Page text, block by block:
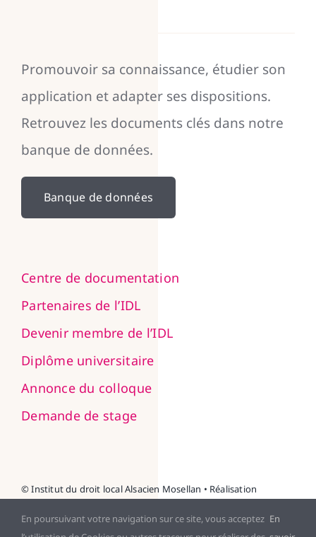
Promouvoir sa connaissance, étudier son
application et adapter ses dispositions.
Retrouvez les documents clés dans notre
banque de données.
Banque de données
Centre de documentation
Partenaires de l’IDL
Devenir membre de l’IDL
Diplôme universitaire
Annonce du colloque
Demande de stage
© Institut du droit local Alsacien Mosellan • Réalisation
En poursuivant votre navigation sur ce site, vous acceptez En